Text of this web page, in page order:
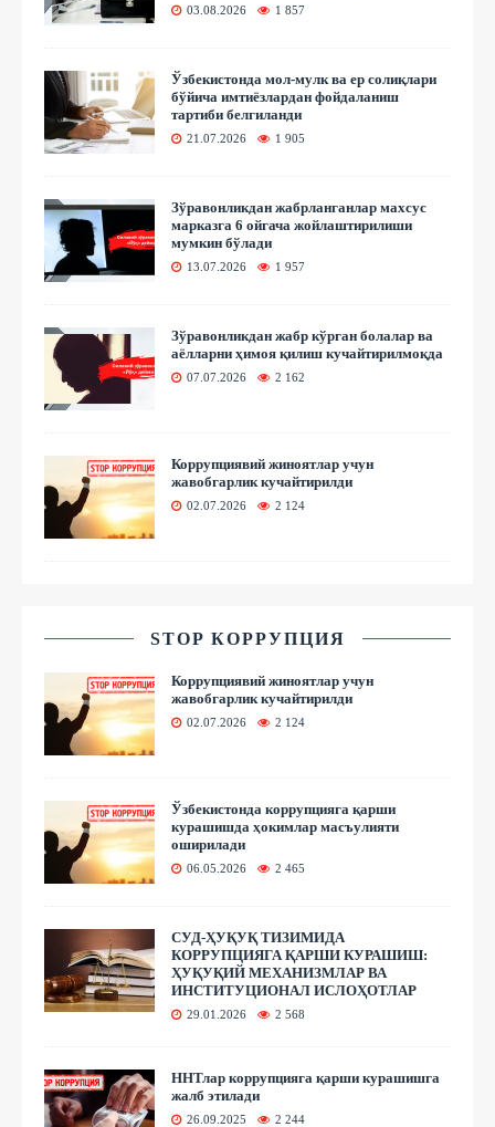
03.08.2026 1 857
Ўзбекистонда мол-мулк ва ер солиқлари
бўйича имтиёзлардан фойдаланиш
тартиби белгиланди
21.07.2026 1 905
Зўравонликдан жабрланганлар махсус
марказга 6 ойгача жойлаштирилиши
мумкин бўлади
13.07.2026 1 957
Зўравонликдан жабр кўрган болалар ва
аёлларни ҳимоя қилиш кучайтирилмоқда
07.07.2026 2 162
Коррупциявий жиноятлар учун
жавобгарлик кучайтирилди
02.07.2026 2 124
STOP КОРРУПЦИЯ
Коррупциявий жиноятлар учун
жавобгарлик кучайтирилди
02.07.2026 2 124
Ўзбекистонда коррупцияга қарши
курашишда ҳокимлар масъулияти
оширилади
06.05.2026 2 465
СУД-ҲУҚУҚ ТИЗИМИДА
КОРРУПЦИЯГА ҚАРШИ КУРАШИШ:
ҲУҚУҚИЙ МЕХАНИЗМЛАР ВА
ИНСТИТУЦИОНАЛ ИСЛОҲОТЛАР
29.01.2026 2 568
ННТлар коррупцияга қарши курашишга
жалб этилади
26.09.2025 2 244